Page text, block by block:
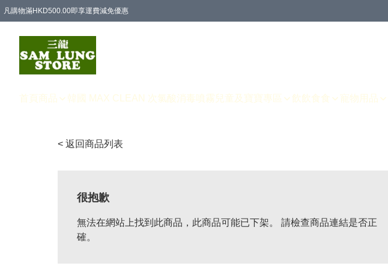
凡購物滿HKD500.00即享運費減免優惠
首頁 商品 韓國 MAX CLEAN 次氯酸消毒噴霧 兒童及寶寶專區 飲飲食食 寵物用品
< 返回商品列表
很抱歉
無法在網站上找到此商品，此商品可能已下架。 請檢查商品連結是否正
確。